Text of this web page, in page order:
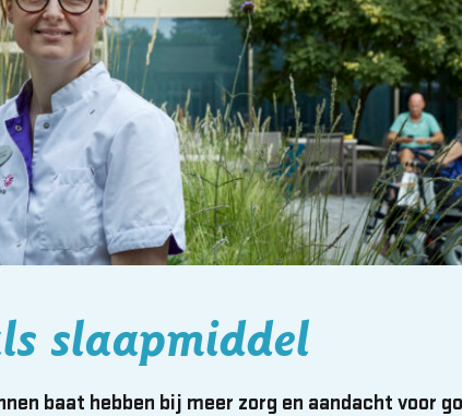
slaapmiddel
baat hebben bij meer zorg en aandacht voor